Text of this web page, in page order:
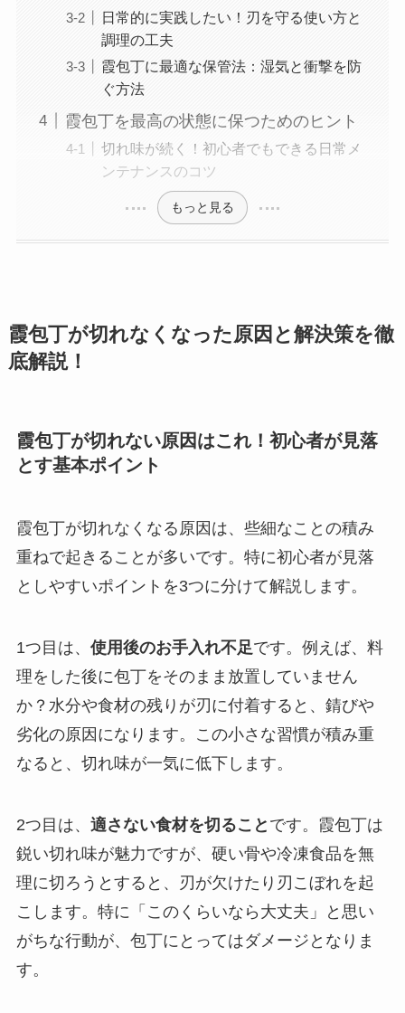
日常的に実践したい！刃を守る使い方と
調理の工夫
霞包丁に最適な保管法：湿気と衝撃を防
ぐ方法
霞包丁を最高の状態に保つためのヒント
切れ味が続く！初心者でもできる日常メ
ンテナンスのコツ
もっと見る
霞包丁が切れなくなった原因と解決策を徹
底解説！
霞包丁が切れない原因はこれ！初心者が見落
とす基本ポイント
霞包丁が切れなくなる原因は、些細なことの積み
重ねで起きることが多いです。特に初心者が見落
としやすいポイントを3つに分けて解説します。
1つ目は、 使用後のお手入れ不足です。例えば、料
理をした後に包丁をそのまま放置していません
か？水分や食材の残りが刃に付着すると、錆びや
劣化の原因になります。この小さな習慣が積み重
なると、切れ味が一気に低下します。
2つ目は、 適さない食材を切ること です。霞包丁は
鋭い切れ味が魅力ですが、硬い骨や冷凍食品を無
理に切ろうとすると、刃が欠けたり刃こぼれを起
こします。特に「このくらいなら大丈夫」と思い
がちな行動が、包丁にとってはダメージとなりま
す。